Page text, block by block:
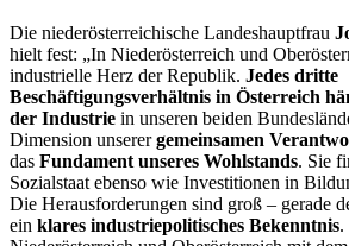
Die niederösterreichische Landeshauptfrau
hielt fest: „In Niederösterreich und
industrielle Herz der Republik. Jedes dritte
Beschäftigungsverhältnis in Österreich
der Industrie in unseren beiden
Dimension unserergemeinsamen
das Fundament unseres Wohlstands. Sie
Sozialstaat ebenso wie Investitionen in
Die Herausforderungen sind groß – gerade
ein klares industriepolitisches Bekenntnis.